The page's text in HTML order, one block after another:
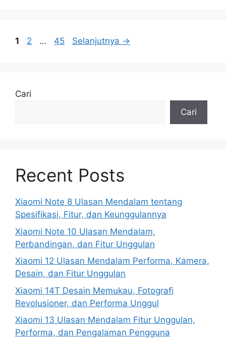
Halaman
1 Halaman
2 … Halaman
45 Selanjutnya →
Cari
Cari
Recent Posts
Xiaomi Note 8 Ulasan Mendalam tentang
Spesifikasi, Fitur, dan Keunggulannya
Xiaomi Note 10 Ulasan Mendalam,
Perbandingan, dan Fitur Unggulan
Xiaomi 12 Ulasan Mendalam Performa, Kamera,
Desain, dan Fitur Unggulan
Xiaomi 14T Desain Memukau, Fotografi
Revolusioner, dan Performa Unggul
Xiaomi 13 Ulasan Mendalam Fitur Unggulan,
Performa, dan Pengalaman Pengguna